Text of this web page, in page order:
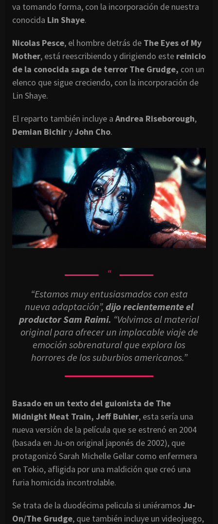
va tomando forma, con la incorporación de nuestra
conocida Lin Shaye.
Nicolas Pesce, el hombre detrás de The Eyes of My
Mother, está reescribiendo y dirigiendo este reinicio
de la conocida saga de terror The Grudge, con un
elenco que sigue creciendo, con la incorporación de
Lin Shaye.
El reparto también incluye a Andrea Riseborough,
Demian BichiryJohn Cho.
“Estamos muy entusiasmados con esta
nueva adaptación”,dijo recientemente el
productorSam Raimi. “Volvimos al material
original para ofrecer un implacable viaje de
emoción sobrenatural que explora los
horrores de los suburbios americanos.”
Basado en un texto del guionista de The
Midnight Meat Train, Jeff Buhler, esta sería una
nueva versión de la película que se estrenó en 2004
(basada en Ju-on original japonés de 2002), que
protagonizó Sarah Michelle Gellar como enfermera
en Tokio, afligida por una maldición que creó una
furia homicida incontrolable.
Se trata de la duodécima pelicula si uniéramos Ju-
On/The Grudge, que también incluye un videojuego,